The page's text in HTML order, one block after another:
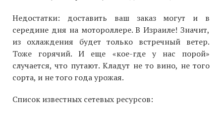
Недостатки: доставить ваш заказ могут и в
середине дня на мотороллере. В Израиле! Значит,
из охлаждения будет только встречный ветер.
Тоже горячий. И еще «кое-где у нас порой»
случается, что путают. Кладут не то вино, не того
сорта, и не того года урожая.
Список известных сетевых ресурсов: